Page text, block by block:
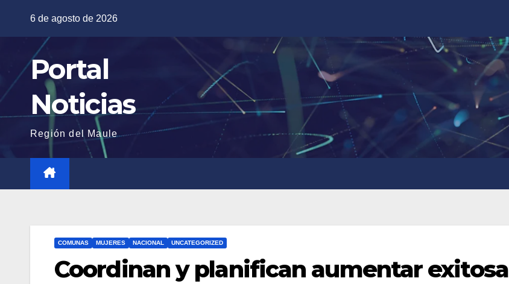
contenido
6 de agosto de 2026
Portal
Noticias
Región del Maule
COMUNAS MUJERES NACIONAL UNCATEGORIZED
Coordinan y planifican aumentar exitosa